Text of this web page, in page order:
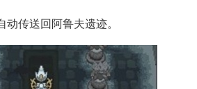
传送回阿鲁夫遗迹。